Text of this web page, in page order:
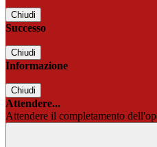
Chiudi
Successo
Chiudi
Informazione
Chiudi
Attendere...
Attendere il completamento